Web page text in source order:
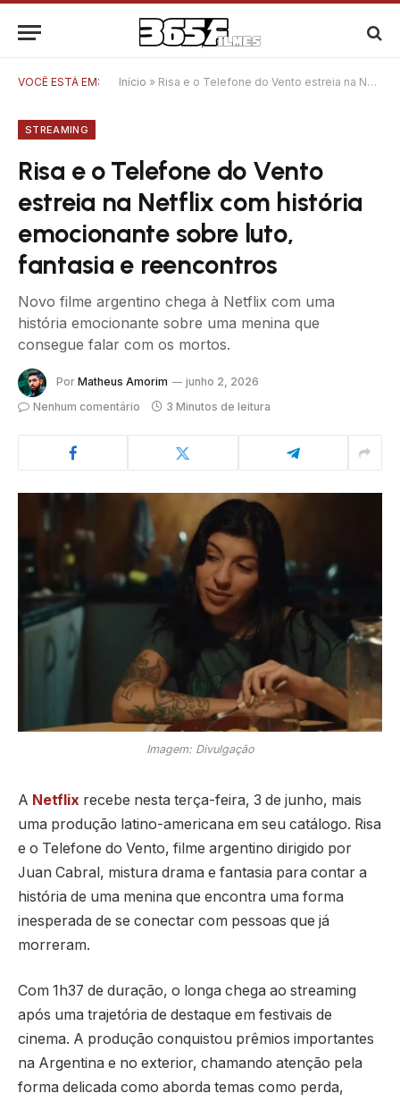
VOCÊ ESTÁ EM: Início » Risa e o Telefone do Vento estreia na Netflix com história emocionante sobre luto, fantasia e reencontros
STREAMING
Risa e o Telefone do Vento
estreia na Netflix com história
emocionante sobre luto,
fantasia e reencontros
Novo filme argentino chega à Netflix com uma
história emocionante sobre uma menina que
consegue falar com os mortos.
Por Matheus Amorim
junho 2, 2026
Nenhum comentário
3 Minutos de leitura
Imagem: Divulgação
A Netflix recebe nesta terça-feira, 3 de junho, mais
uma produção latino-americana em seu catálogo. Risa
e o Telefone do Vento, filme argentino dirigido por
Juan Cabral, mistura drama e fantasia para contar a
história de uma menina que encontra uma forma
inesperada de se conectar com pessoas que já
morreram.
Com 1h37 de duração, o longa chega ao streaming
após uma trajetória de destaque em festivais de
cinema. A produção conquistou prêmios importantes
na Argentina e no exterior, chamando atenção pela
forma delicada como aborda temas como perda,